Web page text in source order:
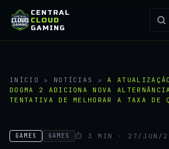
CENTRAL
CLOUD
GAMING
INÍCIO » NOTÍCIAS »A
DOGMA 2 ADICIONA NOVA
TENTATIVA DE MELHORAR A TAXA DE
GAMES GAMES ⏱ 3 MIN · 27/JUN/